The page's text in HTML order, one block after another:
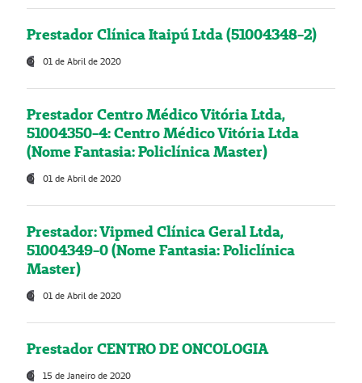
Prestador Clínica Itaipú Ltda (51004348-2)
01 de Abril de 2020
Prestador Centro Médico Vitória Ltda,
51004350-4: Centro Médico Vitória Ltda
(Nome Fantasia: Policlínica Master)
01 de Abril de 2020
Prestador: Vipmed Clínica Geral Ltda,
51004349-0 (Nome Fantasia: Policlínica
Master)
01 de Abril de 2020
Prestador CENTRO DE ONCOLOGIA
15 de Janeiro de 2020